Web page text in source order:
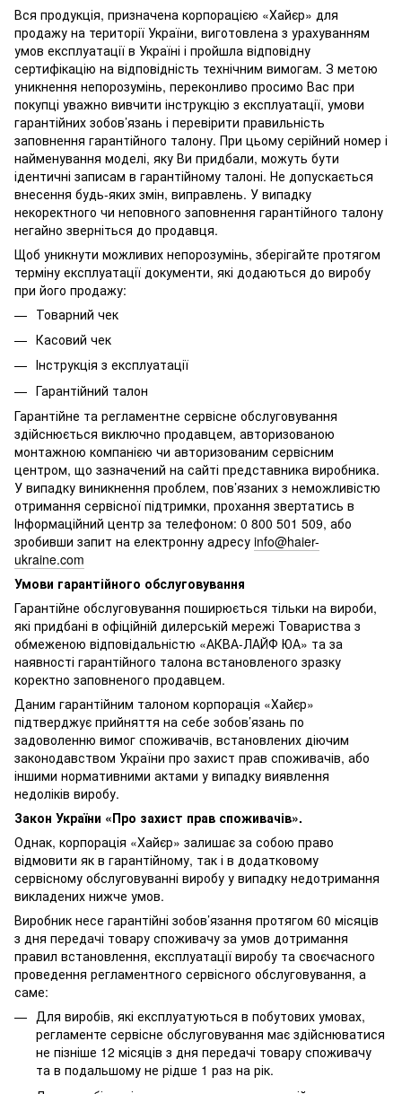
Вся продукція, призначена корпорацією «Хайєр» для
продажу на території України, виготовлена з урахуванням
умов експлуатації в Україні і пройшла відповідну
сертифікацію на відповідність технічним вимогам. З метою
уникнення непорозумінь, переконливо просимо Вас при
покупці уважно вивчити інструкцію з експлуатації, умови
гарантійних зобов’язань і перевірити правильність
заповнення гарантійного талону. При цьому серійний номер і
найменування моделі, яку Ви придбали, можуть бути
ідентичні записам в гарантійному талоні. Не допускається
внесення будь-яких змін, виправлень. У випадку
некоректного чи неповного заповнення гарантійного талону
негайно зверніться до продавця.
Щоб уникнути можливих непорозумінь, зберігайте протягом
терміну експлуатації документи, які додаються до виробу
при його продажу:
Товарний чек
Касовий чек
Інструкція з експлуатації
Гарантійний талон
Гарантійне та регламентне сервісне обслуговування
здійснюється виключно продавцем, авторизованою
монтажною компанією чи авторизованим сервісним
центром, що зазначений на сайті представника виробника.
У випадку виникнення проблем, пов’язаних з неможливістю
отримання сервісної підтримки, прохання звертатись в
Інформаційний центр за телефоном: 0 800 501 509, або
зробивши запит на електронну адресу info@haier-
ukraine.com
Умови гарантійного обслуговування
Гарантійне обслуговування поширюється тільки на вироби,
які придбані в офіційній дилерській мережі Товариства з
обмеженою відповідальністю «АКВА-ЛАЙФ ЮА» та за
наявності гарантійного талона встановленого зразку
коректно заповненого продавцем.
Даним гарантійним талоном корпорація «Хайєр»
підтверджує прийняття на себе зобов’язань по
задоволенню вимог споживачів, встановлених діючим
законодавством України про захист прав споживачів, або
іншими нормативними актами у випадку виявлення
недоліків виробу.
Закон України «Про захист прав споживачів».
Однак, корпорація «Хайєр» залишає за собою право
відмовити як в гарантійному, так і в додатковому
сервісному обслуговуванні виробу у випадку недотримання
викладених нижче умов.
Виробник несе гарантійні зобов’язання протягом 60 місяців
з дня передачі товару споживачу за умов дотримання
правил встановлення, експлуатації виробу та своєчасного
проведення регламентного сервісного обслуговування, а
саме:
Для виробів, які експлуатуються в побутових умовах,
регламенте сервісне обслуговування має здійснюватися
не пізніше 12 місяців з дня передачі товару споживачу
та в подальшому не рідше 1 раз на рік.